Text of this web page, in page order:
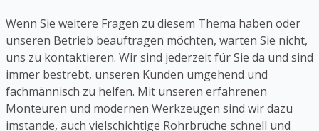
Wenn Sie weitere Fragen zu diesem Thema haben oder
unseren Betrieb beauftragen möchten, warten Sie nicht,
uns zu kontaktieren. Wir sind jederzeit für Sie da und sind
immer bestrebt, unseren Kunden umgehend und
fachmännisch zu helfen. Mit unseren erfahrenen
Monteuren und modernen Werkzeugen sind wir dazu
imstande, auch vielschichtige Rohrbrüche schnell und